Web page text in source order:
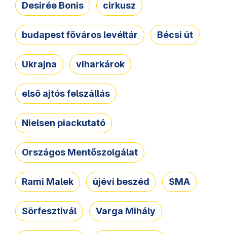
Desirée Bonis cirkusz
budapest főváros levéltár Bécsi út
Ukrajna viharkárok
első ajtós felszállás
Nielsen piackutató
Országos Mentőszolgálat
Rami Malek újévi beszéd SMA
Sörfesztivál Varga Mihály